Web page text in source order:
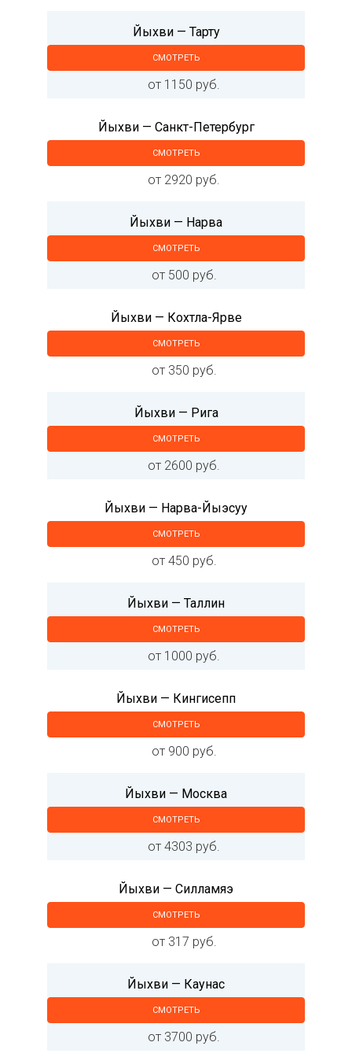
Йыхви — Тарту
СМОТРЕТЬ
от 1150 руб.
Йыхви — Санкт-Петербург
СМОТРЕТЬ
от 2920 руб.
Йыхви — Нарва
СМОТРЕТЬ
от 500 руб.
Йыхви — Кохтла-Ярве
СМОТРЕТЬ
от 350 руб.
Йыхви — Рига
СМОТРЕТЬ
от 2600 руб.
Йыхви — Нарва-Йыэсуу
СМОТРЕТЬ
от 450 руб.
Йыхви — Таллин
СМОТРЕТЬ
от 1000 руб.
Йыхви — Кингисепп
СМОТРЕТЬ
от 900 руб.
Йыхви — Москва
СМОТРЕТЬ
от 4303 руб.
Йыхви — Силламяэ
СМОТРЕТЬ
от 317 руб.
Йыхви — Каунас
СМОТРЕТЬ
от 3700 руб.